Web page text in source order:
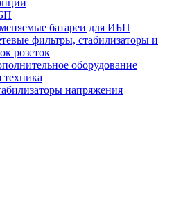
батареи для ИБП
фильтры, стабилизаторы и
розеток
оборудование
техника
напряжения